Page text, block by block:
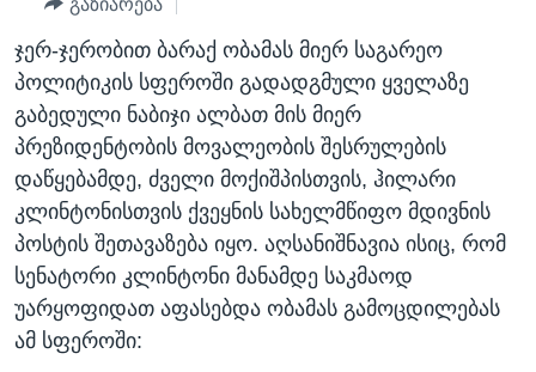
ᲕᲘᲓᲔᲝᲔᲑᲘ
ᲒᲐᲓᲐᲪᲔᲛᲔᲑᲘ
ᲕᲐᲨᲘᲜᲒᲢᲝᲜᲘ ᲓᲦᲔᲡ
ᲮᲔᲓᲕᲐ ᲕᲐᲨᲘᲜᲒᲢᲝᲜᲘᲓᲐᲜ
ᲡᲢᲣᲓᲘᲐ ᲕᲐᲨᲘᲜᲒᲢᲝᲜᲘ
ᲡᲮᲕᲐ ᲡᲘᲐᲮᲚᲔᲔᲑᲘ
ᲞᲝᲚᲘᲢᲘᲙᲐ
ᲔᲙᲝᲜᲝᲛᲘᲙᲐ
ᲯᲐᲜᲛᲠᲗᲔᲚᲝᲑᲐ
ᲛᲔᲪᲜᲘᲔᲠᲔᲑᲐ
ᲘᲜᲢᲔᲠᲕᲘᲣ
ᲠᲣᲡᲔᲗᲘᲡ ᲨᲔᲭᲠᲐ ᲣᲙᲠᲐᲘᲜᲐᲨᲘ
Learning English
ᲗᲕᲐᲚᲘ ᲒᲕᲐᲓᲔᲕᲜᲔᲗ
ჯერ-ჯერობით ბარაქ ობამას მიერ საგარეო
პოლიტიკის სფეროში გადადგმული ყველაზე
გაბედული ნაბიჯი ალბათ მის მიერ
პრეზიდენტობის მოვალეობის შესრულების
დაწყებამდე, ძველი მოქიშპისთვის, ჰილარი
კლინტონისთვის ქვეყნის სახელმწიფო მდივნის
პოსტის შეთავაზება იყო. აღსანიშნავია ისიც, რომ
სენატორი კლინტონი მანამდე საკმაოდ
უარყოფიდათ აფასებდა ობამას გამოცდილებას
ამ სფეროში: